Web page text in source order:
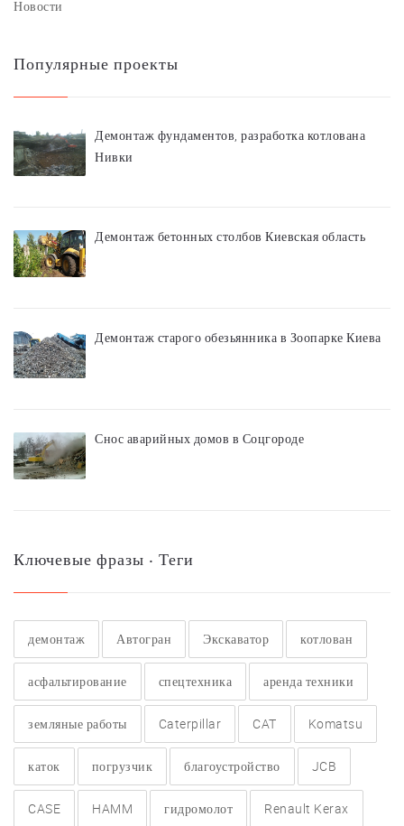
Новости
Популярные проекты
Демонтаж фундаментов, разработка котлована
Нивки
Демонтаж бетонных столбов Киевская область
Демонтаж старого обезьянника в Зоопарке Киева
Снос аварийных домов в Соцгороде
Ключевые фразы ‧ Теги
демонтаж Автогран Экскаватор котлован
асфальтирование спецтехника аренда техники
земляные работы Caterpillar CAT Komatsu
каток погрузчик благоустройство JCB
CASE HAMM гидромолот Renault Kerax